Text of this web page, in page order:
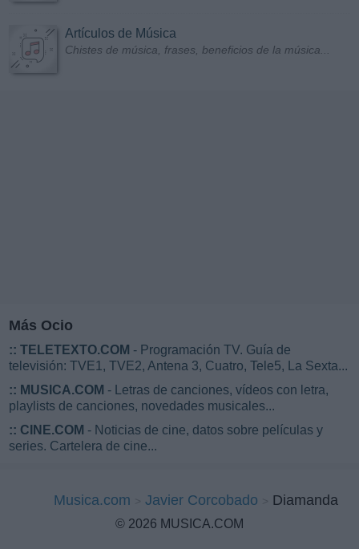
Artículos de Música
Chistes de música, frases, beneficios de la música...
Más Ocio
:: TELETEXTO.COM - Programación TV. Guía de
televisión: TVE1, TVE2, Antena 3, Cuatro, Tele5, La Sexta...
:: MUSICA.COM - Letras de canciones, vídeos con letra,
playlists de canciones, novedades musicales...
:: CINE.COM - Noticias de cine, datos sobre películas y
series. Cartelera de cine...
Musica.com Javier Corcobado Diamanda
© 2026 MUSICA.COM